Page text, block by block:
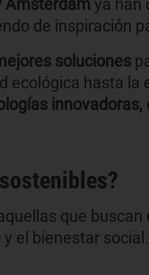
de inspiración
soluciones
ecológica hasta
innovadoras,
que buscan
y el bienestar social.